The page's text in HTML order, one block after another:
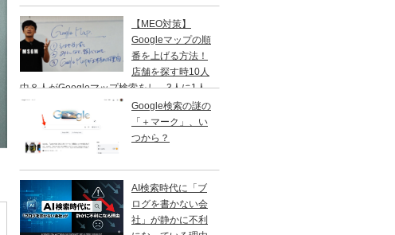
【MEO対策】
Googleマップの順
番を上げる方法！
店舗を探す時10人
中８人がGoogleマップ検索をし、3人に1人
は１日以内に来店する事を知ってますか？
Google検索の謎の
「＋マーク」、い
つから？
AI検索時代に「ブ
ログを書かない会
社」が静かに不利